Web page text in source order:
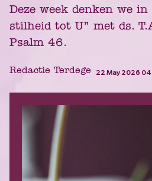
Deze week denken we
stilheid tot U” met ds.
Psalm 46.
Redactie Terdege 22 May 2026